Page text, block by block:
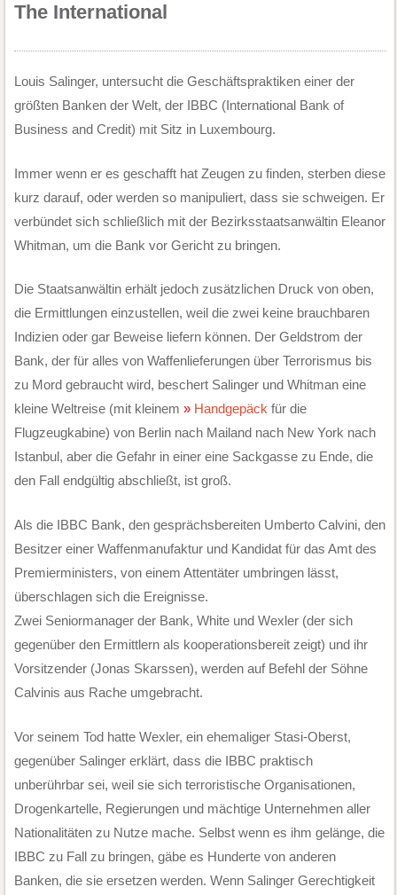
The International
Louis Salinger, untersucht die Geschäftspraktiken einer der
größten Banken der Welt, der IBBC (International Bank of
Business and Credit) mit Sitz in Luxembourg.
Immer wenn er es geschafft hat Zeugen zu finden, sterben diese
kurz darauf, oder werden so manipuliert, dass sie schweigen. Er
verbündet sich schließlich mit der Bezirksstaatsanwältin Eleanor
Whitman, um die Bank vor Gericht zu bringen.
Die Staatsanwältin erhält jedoch zusätzlichen Druck von oben,
die Ermittlungen einzustellen, weil die zwei keine brauchbaren
Indizien oder gar Beweise liefern können. Der Geldstrom der
Bank, der für alles von Waffenlieferungen über Terrorismus bis
zu Mord gebraucht wird, beschert Salinger und Whitman eine
kleine Weltreise (mit kleinem
Handgepäck für die
Flugzeugkabine) von Berlin nach Mailand nach New York nach
Istanbul, aber die Gefahr in einer eine Sackgasse zu Ende, die
den Fall endgültig abschließt, ist groß.
Als die IBBC Bank, den gesprächsbereiten Umberto Calvini, den
Besitzer einer Waffenmanufaktur und Kandidat für das Amt des
Premierministers, von einem Attentäter umbringen lässt,
überschlagen sich die Ereignisse.
Zwei Seniormanager der Bank, White und Wexler (der sich
gegenüber den Ermittlern als kooperationsbereit zeigt) und ihr
Vorsitzender (Jonas Skarssen), werden auf Befehl der Söhne
Calvinis aus Rache umgebracht.
Vor seinem Tod hatte Wexler, ein ehemaliger Stasi-Oberst,
gegenüber Salinger erklärt, dass die IBBC praktisch
unberührbar sei, weil sie sich terroristische Organisationen,
Drogenkartelle, Regierungen und mächtige Unternehmen aller
Nationalitäten zu Nutze mache. Selbst wenn es ihm gelänge, die
IBBC zu Fall zu bringen, gäbe es Hunderte von anderen
Banken, die sie ersetzen werden. Wenn Salinger Gerechtigkeit